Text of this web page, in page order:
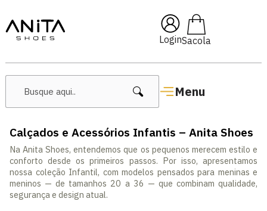
Login
Menu
🔥 Lançamentos Femininos
Calçados e Acessórios Infantis – Anita Shoes
Na Anita Shoes, entendemos que os pequenos merecem estilo e
conforto desde os primeiros passos. Por isso, apresentamos
nossa coleção Infantil, com modelos pensados para meninas e
meninos — de tamanhos 20 a 36 — que combinam qualidade,
segurança e design atual.